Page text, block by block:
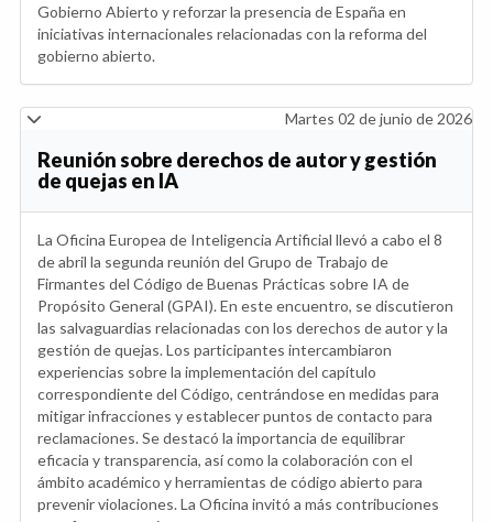
Gobierno Abierto y reforzar la presencia de España en
iniciativas internacionales relacionadas con la reforma del
gobierno abierto.
Martes 02 de junio de 2026
Reunión sobre derechos de autor y gestión
de quejas en IA
La Oficina Europea de Inteligencia Artificial llevó a cabo el 8
de abril la segunda reunión del Grupo de Trabajo de
Firmantes del Código de Buenas Prácticas sobre IA de
Propósito General (GPAI). En este encuentro, se discutieron
las salvaguardias relacionadas con los derechos de autor y la
gestión de quejas. Los participantes intercambiaron
experiencias sobre la implementación del capítulo
correspondiente del Código, centrándose en medidas para
mitigar infracciones y establecer puntos de contacto para
reclamaciones. Se destacó la importancia de equilibrar
eficacia y transparencia, así como la colaboración con el
ámbito académico y herramientas de código abierto para
prevenir violaciones. La Oficina invitó a más contribuciones